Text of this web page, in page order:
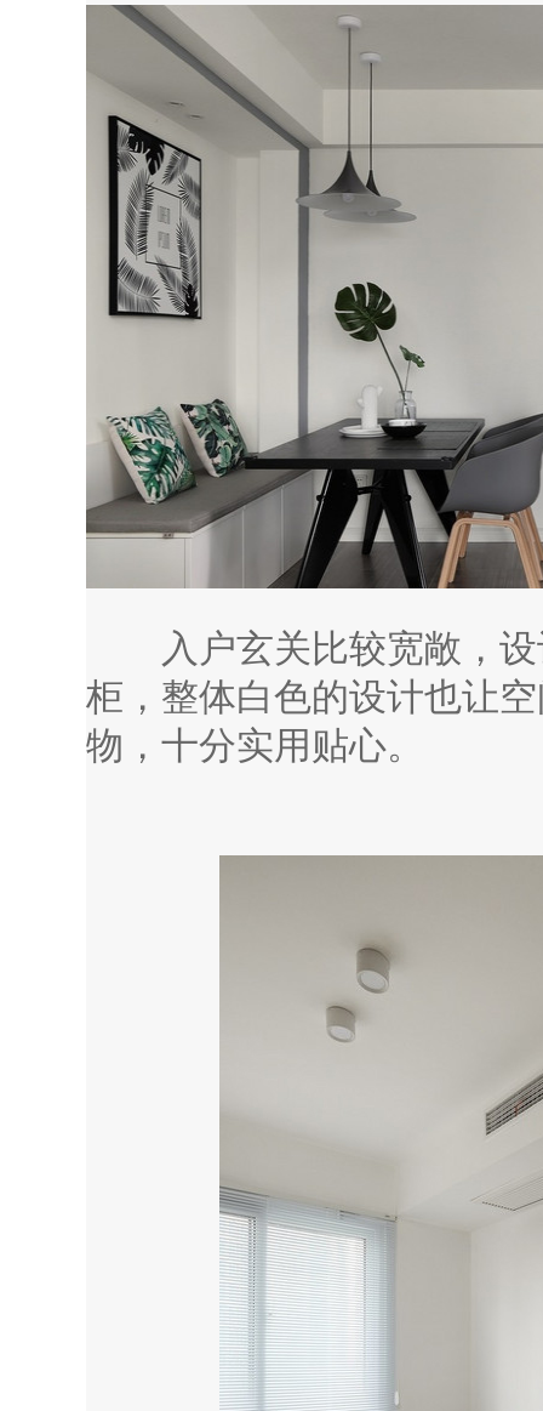
入户玄关比较宽敞，设
柜，整体白色的设计也让
物，十分实用贴心。